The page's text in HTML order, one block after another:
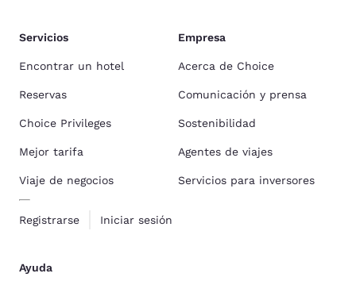
Servicios
Encontrar un hotel
Reservas
Choice Privileges
Mejor tarifa
Viaje de negocios
Registrarse Iniciar sesión
Empresa
Acerca de Choice
Comunicación y prensa
Sostenibilidad
Agentes de viajes
Servicios para inversores
Ayuda